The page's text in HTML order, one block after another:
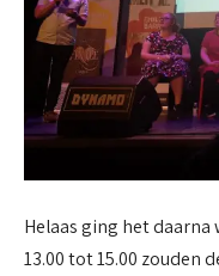
Helaas ging het
13.00 tot 15.00 zouden